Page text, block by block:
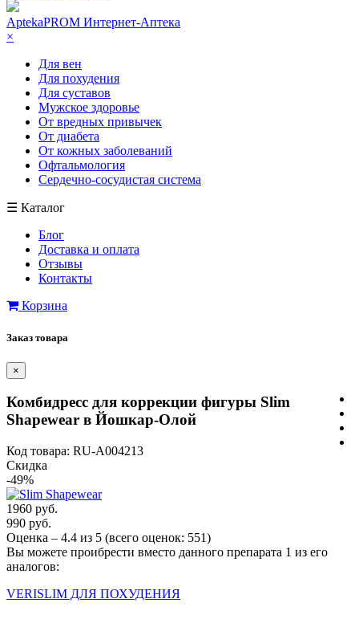
AptekaPROM Интернет-Аптека
×
Для вен
Для похудения
Для суставов
Мужское здоровье
От вредных привычек
От диабета
От кожных заболеваний
Офтальмология
Сердечно-сосудистая система
☰ Каталог
Блог
Доставка и оплата
Отзывы
Контакты
Корзина
Заказ товара
×
Комбидресс для коррекции фигуры Slim
Shapewear в Йошкар-Олой
Код товара: RU-A004213
Скидка
-49%
1960 руб.
990 руб.
Оценка – 4.4 из 5 (всего оценок: 551)
Вы можете проибрести вместо данного препарата 1 из его
аналогов:
VERISLIM ДЛЯ ПОХУДЕНИЯ